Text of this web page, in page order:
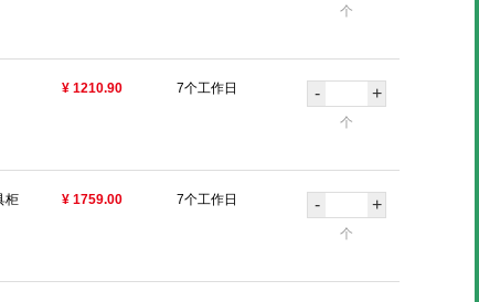
个
¥ 1210.90 7个工作日 - +
个
柜 ¥ 1759.00 7个工作日 - +
个